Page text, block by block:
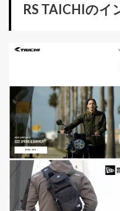
RS TAICHIのイ